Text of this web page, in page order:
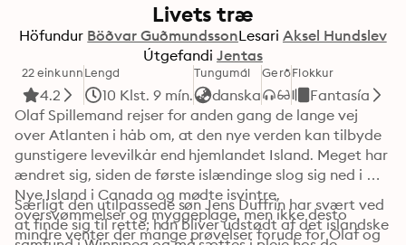
Livets træ
Höfundur Böðvar GuðmundssonLesari Aksel Hundslev
Útgefandi Jentas
22 einkunn
4.2
Lengd
10 Klst. 9 mín.
Tungumál
danska
GerðFlokkur
Fantasía
Olaf Spillemand rejser for anden gang de lange vej
over Atlanten i håb om, at den nye verden kan tilbyde
gunstigere levevilkår end hjemlandet Island. Meget har
ændret sig, siden de første islændinge slog sig ned i
Nye Island i Canada og mødte isvintre,
oversvømmelser og myggeplage, men ikke desto
mindre venter der mange prøvelser forude for Olaf og
Særligt den utilpassede søn Jens Duffrin har svært ved
at finde sig til rette; han bliver udstødt af det islandske